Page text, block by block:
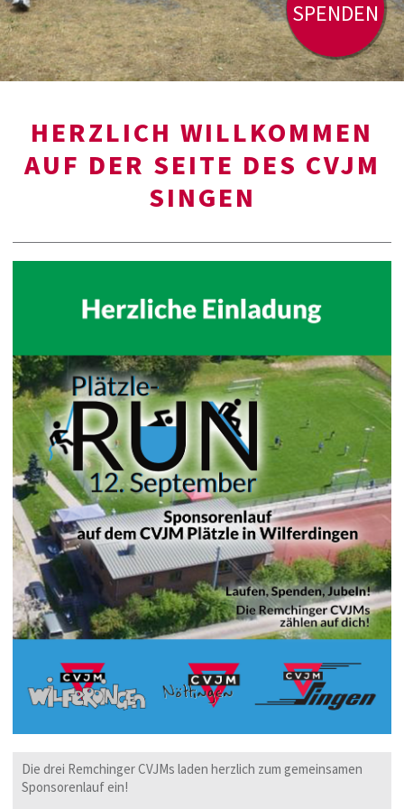
SPENDEN
HERZLICH WILLKOMMEN
AUF DER SEITE DES CVJM
SINGEN
Die drei Remchinger CVJMs laden herzlich zum gemeinsamen
Sponsorenlauf ein!